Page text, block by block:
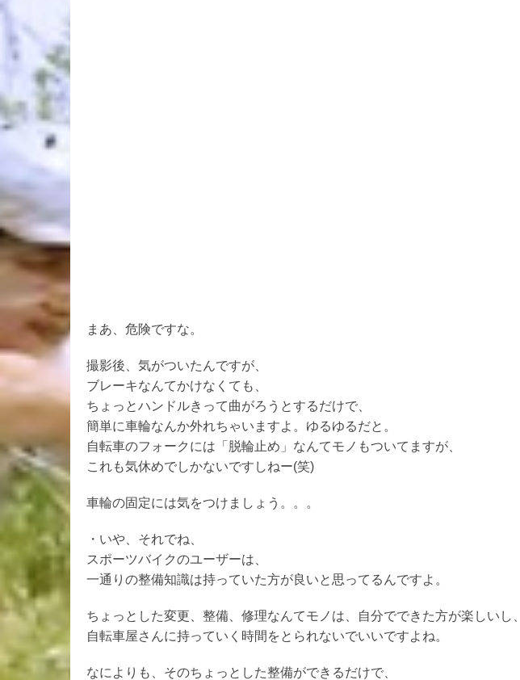
まあ、危険ですな。
撮影後、気がついたんですが、
ブレーキなんてかけなくても、
ちょっとハンドルきって曲がろうとするだけで、
簡単に車輪なんか外れちゃいますよ。ゆるゆるだと。
自転車のフォークには「脱輪止め」なんてモノもついてますが、
これも気休めでしかないですしねー(笑)
車輪の固定には気をつけましょう。。。
・いや、それでね、
スポーツバイクのユーザーは、
一通りの整備知識は持っていた方が良いと思ってるんですよ。
ちょっとした変更、整備、修理なんてモノは、自分でできた方が楽しいし、
自転車屋さんに持っていく時間をとられないでいいですよね。
なによりも、そのちょっとした整備ができるだけで、